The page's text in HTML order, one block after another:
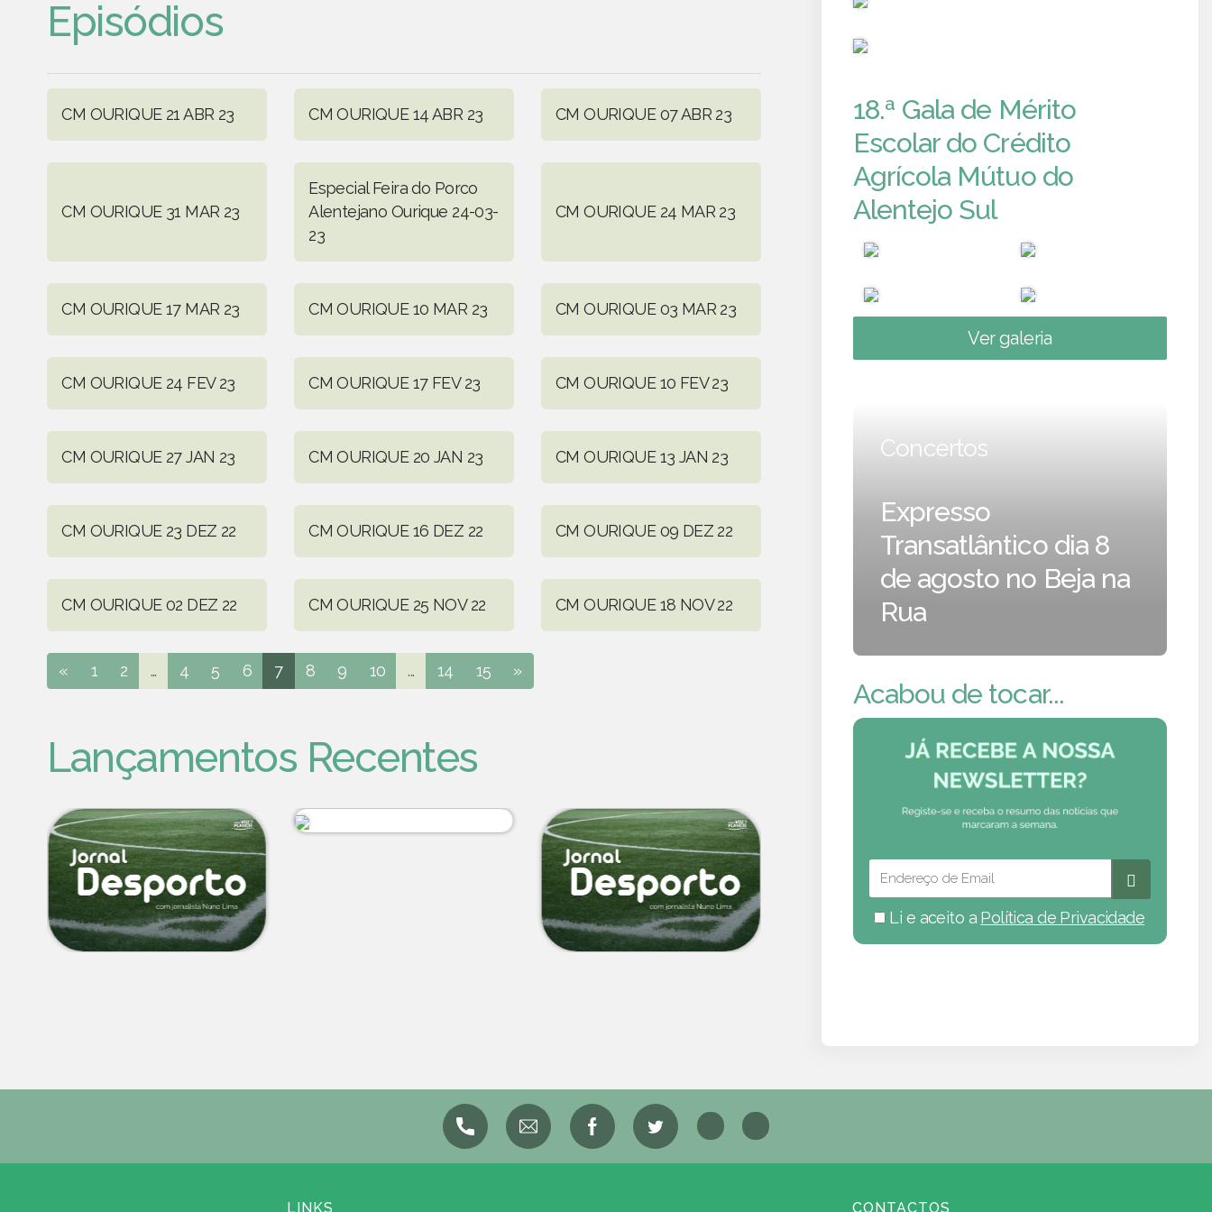
Episódios
CM OURIQUE 21 ABR 23 CM OURIQUE 14 ABR 23 CM OURIQUE 07 ABR 23
CM OURIQUE 31 MAR 23
Especial Feira do Porco
Alentejano Ourique 24-03-
23
CM OURIQUE 24 MAR 23
CM OURIQUE 17 MAR 23 CM OURIQUE 10 MAR 23 CM OURIQUE 03 MAR 23
CM OURIQUE 24 FEV 23 CM OURIQUE 17 FEV 23 CM OURIQUE 10 FEV 23
CM OURIQUE 27 JAN 23 CM OURIQUE 20 JAN 23 CM OURIQUE 13 JAN 23
CM OURIQUE 23 DEZ 22 CM OURIQUE 16 DEZ 22 CM OURIQUE 09 DEZ 22
CM OURIQUE 02 DEZ 22 CM OURIQUE 25 NOV 22 CM OURIQUE 18 NOV 22
« 1 2 ... 4 5 6 7 8 9 10 ... 14 15 »
Lançamentos Recentes
18.ª Gala de Mérito
Escolar do Crédito
Agrícola Mútuo do
Alentejo Sul
Ver galeria
Concertos
Expresso
Transatlântico dia 8
de agosto no Beja na
Rua
Acabou de tocar...
Li e aceito a Política de Privacidade
LINKS CONTACTOS